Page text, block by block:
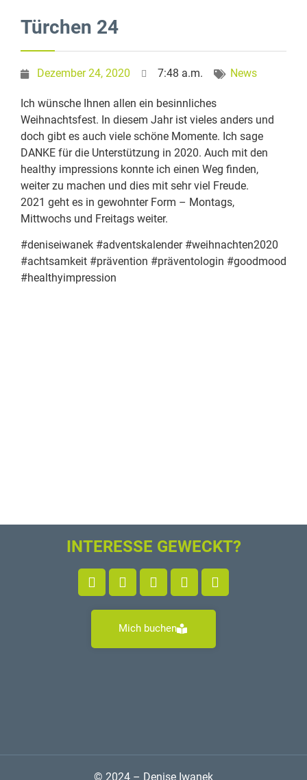
Türchen 24
Dezember 24, 2020 7:48 a.m. News
Ich wünsche Ihnen allen ein besinnliches
Weihnachtsfest. In diesem Jahr ist vieles anders und
doch gibt es auch viele schöne Momente. Ich sage
DANKE für die Unterstützung in 2020. Auch mit den
healthy impressions konnte ich einen Weg finden,
weiter zu machen und dies mit sehr viel Freude.
2021 geht es in gewohnter Form – Montags,
Mittwochs und Freitags weiter.
#deniseiwanek #adventskalender #weihnachten2020
#achtsamkeit #prävention #präventologin #goodmood
#healthyimpression
INTERESSE GEWECKT?
Mich buchen
© 2024 – Denise Iwanek